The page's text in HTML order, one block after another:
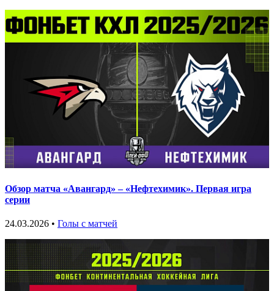
Обзор матча «Авангард» – «Нефтехимик». Первая игра
серии
24.03.2026 • Голы с матчей